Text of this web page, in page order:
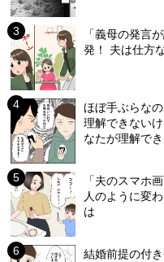
「義母の発言
発！ 夫は仕方
ほぼ手ぶらな
理解できない
なたが理解でき
「夫のスマホ
人のように変
は
結婚前提の付